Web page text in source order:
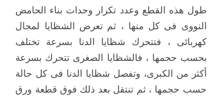
طول هذه القطع وعدد تكرار وحدات بناء الحامض
النووى فى كل منها ، ثم تعرض الشظايا لمجال
كهربائى ، فتتحرك شظايا الدنا بسرعة تختلف
بحسب حجمها ، فالشظايا الصغرى تتحرك بسرعة
أكثر من الكبرى، وتفصل شظايا الدنا فى كل حالة
حسب حجمها ، ثم تنتقل بعد ذلك فوق قطعة ورق